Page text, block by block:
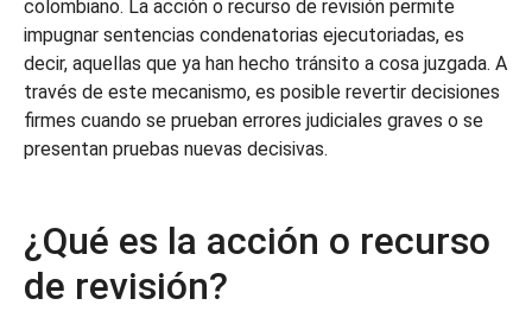
colombiano. La acción o recurso de revisión permite
impugnar sentencias condenatorias ejecutoriadas, es
decir, aquellas que ya han hecho tránsito a cosa juzgada. A
través de este mecanismo, es posible revertir decisiones
firmes cuando se prueban errores judiciales graves o se
presentan pruebas nuevas decisivas.
¿Qué es la acción o recurso
de revisión?